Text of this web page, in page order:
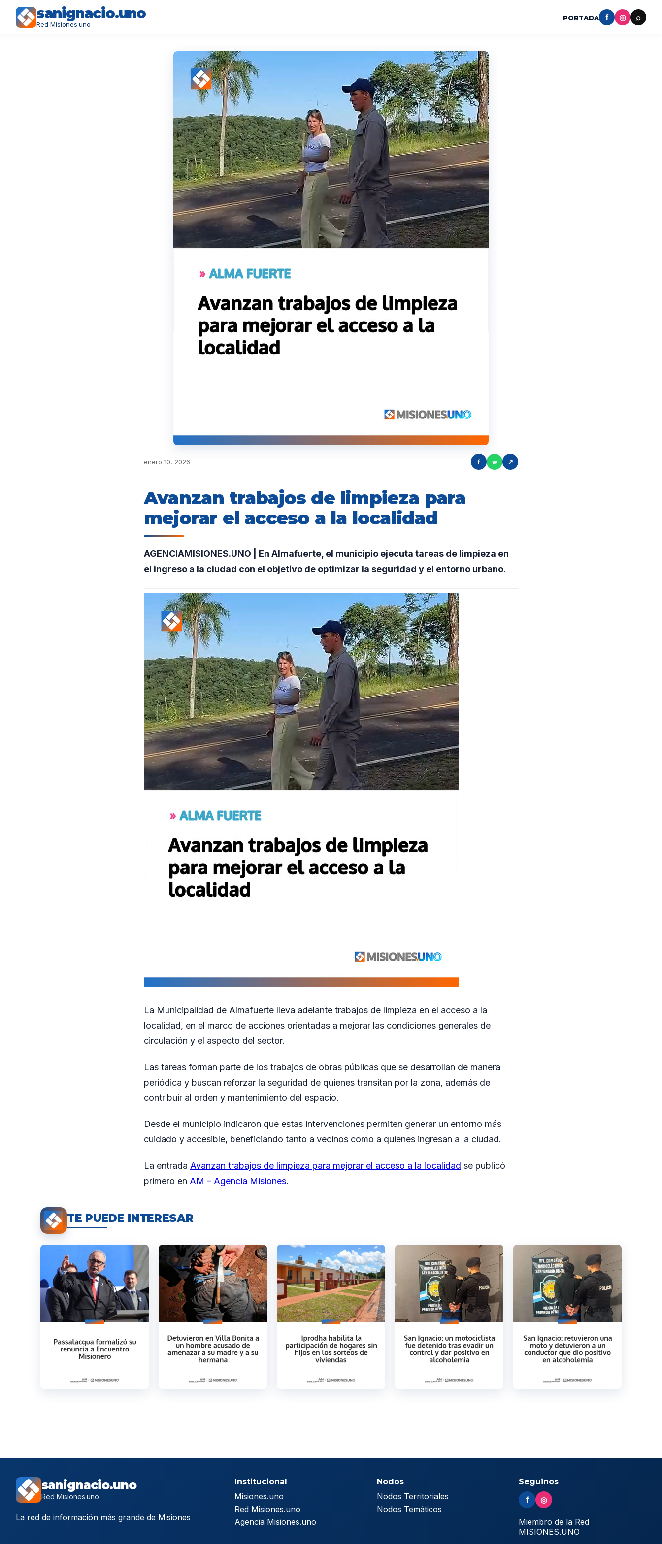
sanignacio.uno
Red Misiones.uno
PORTADA f ◎ ⌕
enero 10, 2026 f w ↗
Avanzan trabajos de limpieza para
mejorar el acceso a la localidad
AGENCIAMISIONES.UNO | En Almafuerte, el municipio ejecuta tareas de limpieza en
el ingreso a la ciudad con el objetivo de optimizar la seguridad y el entorno urbano.
La Municipalidad de Almafuerte lleva adelante trabajos de limpieza en el acceso a la
localidad, en el marco de acciones orientadas a mejorar las condiciones generales de
circulación y el aspecto del sector.
Las tareas forman parte de los trabajos de obras públicas que se desarrollan de manera
periódica y buscan reforzar la seguridad de quienes transitan por la zona, además de
contribuir al orden y mantenimiento del espacio.
Desde el municipio indicaron que estas intervenciones permiten generar un entorno más
cuidado y accesible, beneficiando tanto a vecinos como a quienes ingresan a la ciudad.
La entrada Avanzan trabajos de limpieza para mejorar el acceso a la localidad se publicó
primero en AM – Agencia Misiones.
TE PUEDE INTERESAR
sanignacio.uno
Red Misiones.uno
La red de información más grande de Misiones
Institucional
Misiones.uno
Red Misiones.uno
Agencia Misiones.uno
Nodos
Nodos Territoriales
Nodos Temáticos
Seguinos
f ◎
Miembro de la Red
MISIONES.UNO